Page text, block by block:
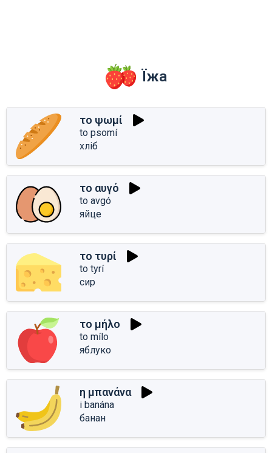
Їжа
το ψωμί
to psomí
хліб
το αυγό
to avgó
яйце
το τυρί
to tyrí
сир
το μήλο
to mílo
яблуко
η μπανάνα
i banána
банан